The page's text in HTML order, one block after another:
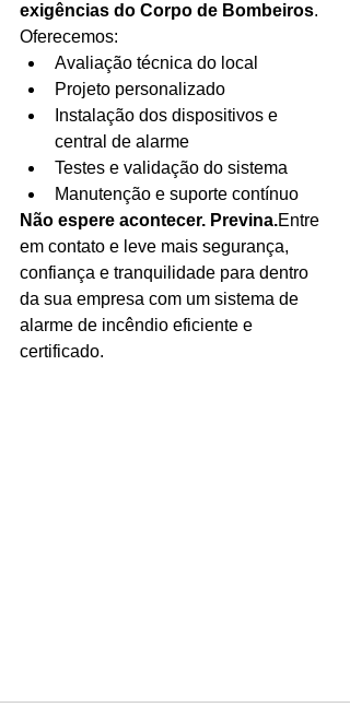
exigências do Corpo de Bombeiros.
Oferecemos:
Avaliação técnica do local
Projeto personalizado
Instalação dos dispositivos e
central de alarme
Testes e validação do sistema
Manutenção e suporte contínuo
Não espere acontecer. Previna.Entre
em contato e leve mais segurança,
confiança e tranquilidade para dentro
da sua empresa com um sistema de
alarme de incêndio eficiente e
certificado.